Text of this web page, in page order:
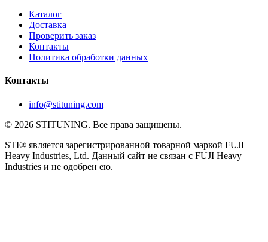
Каталог
Доставка
Проверить заказ
Контакты
Политика обработки данных
Контакты
info@stituning.com
© 2026 STITUNING. Все права защищены.
STI® является зарегистрированной товарной маркой FUJI
Heavy Industries, Ltd. Данный сайт не связан с FUJI Heavy
Industries и не одобрен ею.